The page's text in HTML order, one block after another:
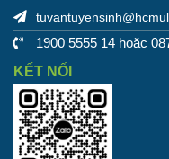
1900 5555 14 hoặc
KẾT NỐI